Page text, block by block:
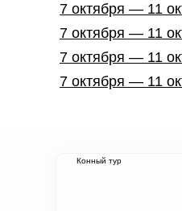
7 октября — 11
7 октября — 11
7 октября — 11
7 октября — 11
Конный тур